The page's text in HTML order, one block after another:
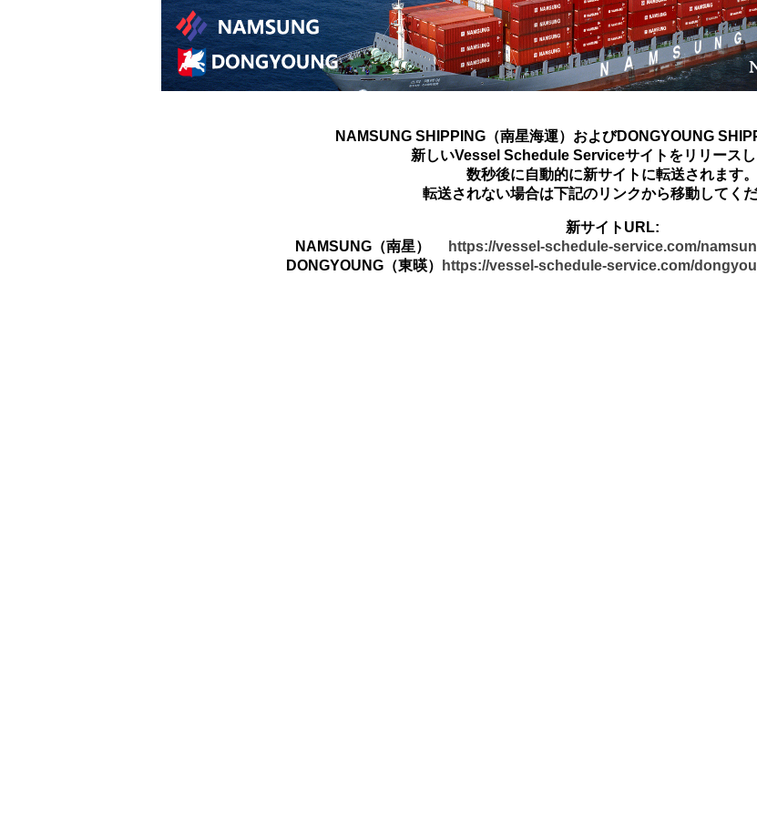
NAMSUNG SHIPPING（南星海運）およびDONGYOUNG
新しいVessel Schedule Serviceサイトをリリースし
数秒後に自動的に新サイトに転送されます。
転送されない場合は下記のリンクから移動してくだ
新サイトURL:
NAMSUNG（南星）
https://vessel-schedule-service.com/
DONGYOUNG（東暎）
https://vessel-schedule-service.com/